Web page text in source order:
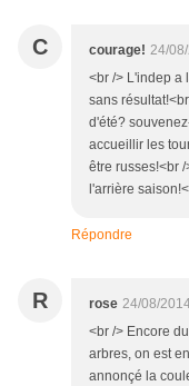
C courage! 24/
<br /> L'indep a
sans
d'été?
accueillir les
être russes!<br
l'arrière
Répondre
R rose 24/08/
<br /> Encore
arbres, on est
annonçé la